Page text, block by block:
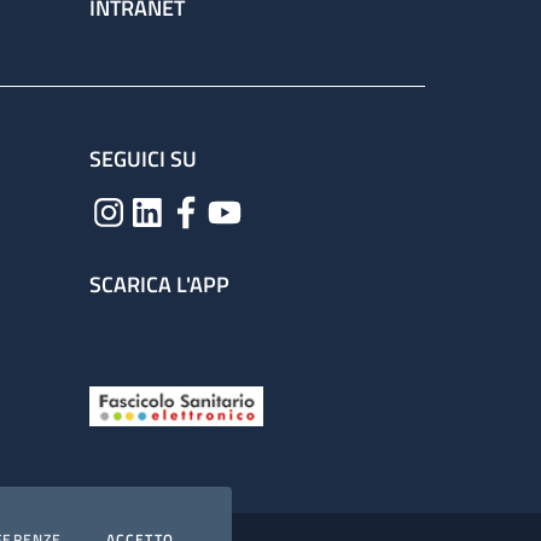
INTRANET
SEGUICI SU
SCARICA L'APP